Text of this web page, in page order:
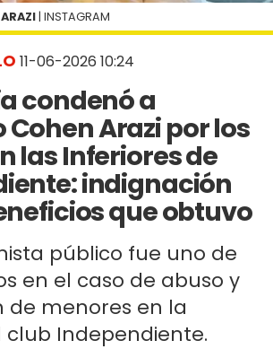
11-06-2026 10:24
condenó a
Cohen Arazi por los
las Inferiores de
indignación
que obtuvo
público fue uno de
en el caso de abuso y
de menores en la
club Independiente.
| INSTAGRAM